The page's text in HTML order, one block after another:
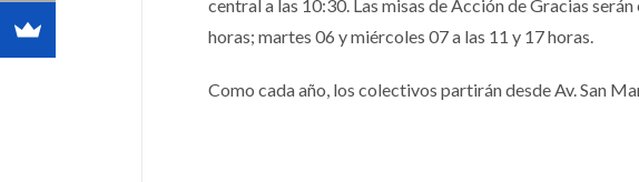
central a las 10:30. Las misas de Acción de Gracias
horas; martes 06 y miércoles 07 a las 11 y 17 horas.
Como cada año, los colectivos partirán desde Av. San